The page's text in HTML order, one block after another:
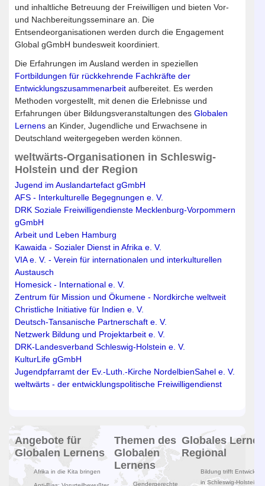
und inhaltliche Betreuung der Freiwilligen und bieten Vor-
und Nachbereitungsseminare an. Die
Entsendeorganisationen werden durch die Engagement
Global gGmbH bundesweit koordiniert.
Die Erfahrungen im Ausland werden in speziellen
Fortbildungen für rückkehrende Fachkräfte der
Entwicklungszusammenarbeit aufbereitet. Es werden
Methoden vorgestellt, mit denen die Erlebnisse und
Erfahrungen über Bildungsveranstaltungen des Globalen
Lernens an Kinder, Jugendliche und Erwachsene in
Deutschland weitergegeben werden können.
weltwärts-Organisationen in Schleswig-
Holstein und der Region
Jugend im Auslandartefact gGmbH
AFS - Interkulturelle Begegnungen e. V.
DRK Soziale Freiwilligendienste Mecklenburg-Vorpommern
gGmbH
Arbeit und Leben Hamburg
Kawaida - Sozialer Dienst in Afrika e. V.
VIA e. V. - Verein für internationalen und interkulturellen
Austausch
Homesick - International e. V.
Zentrum für Mission und Ökumene - Nordkirche weltweit
Christliche Initiative für Indien e. V.
Deutsch-Tansanische Partnerschaft e. V.
Netzwerk Bildung und Projektarbeit e. V.
DRK-Landesverband Schleswig-Holstein e. V.
KulturLife gGmbH
Jugendpfarramt der Ev.-Luth.-Kirche NordelbienSahel e. V.
weltwärts - der entwicklungspolitische Freiwilligendienst
Angebote für
Globalen Lernens
Afrika in die Kita bringen
Themen des
Globalen
Lernens
Gendergerechte
Globales Lernen
Regional
Bildung trifft
in Schleswig-Holstein